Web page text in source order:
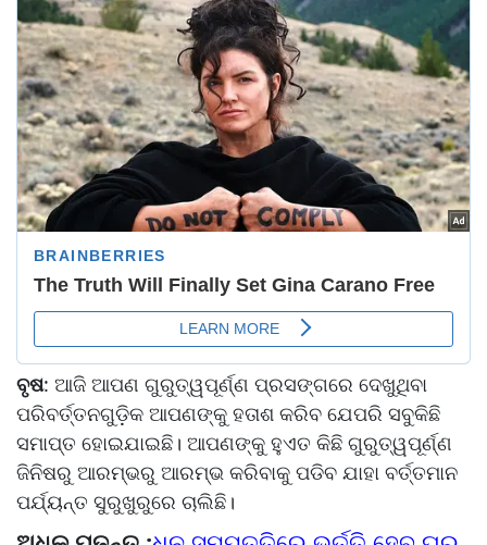
ବୃଷ: ଆଜି ଆପଣ ଗୁରୁତ୍ୱପୂର୍ଣ୍ଣ ପ୍ରସଙ୍ଗରେ ଦେଖୁଥିବା
ପରିବର୍ତ୍ତନଗୁଡ଼ିକ ଆପଣଙ୍କୁ ହତାଶ କରିବ ଯେପରି ସବୁକିଛି
ସମାପ୍ତ ହୋଇଯାଇଛି। ଆପଣଙ୍କୁ ହୁଏତ କିଛି ଗୁରୁତ୍ୱପୂର୍ଣ୍ଣ
ଜିନିଷରୁ ଆରମ୍ଭରୁ ଆରମ୍ଭ କରିବାକୁ ପଡିବ ଯାହା ବର୍ତ୍ତମାନ
ପର୍ଯ୍ୟନ୍ତ ସୁରୁଖୁରୁରେ ଚାଲିଛି।